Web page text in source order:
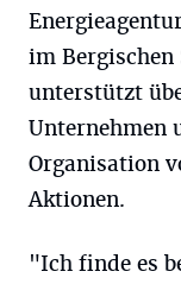
im Bergischen
unterstützt
Unternehmen
Organisation
Aktionen.
"Ich finde es